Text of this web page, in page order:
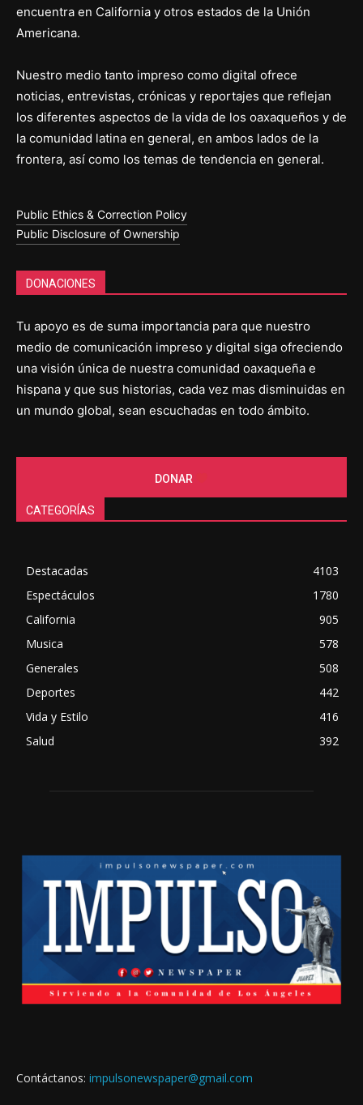
encuentra en California y otros estados de la Unión
Americana.
Nuestro medio tanto impreso como digital ofrece
noticias, entrevistas, crónicas y reportajes que reflejan
los diferentes aspectos de la vida de los oaxaqueños y de
la comunidad latina en general, en ambos lados de la
frontera, así como los temas de tendencia en general.
Public Ethics & Correction Policy
Public Disclosure of Ownership
DONACIONES
Tu apoyo es de suma importancia para que nuestro
medio de comunicación impreso y digital siga ofreciendo
una visión única de nuestra comunidad oaxaqueña e
hispana y que sus historias, cada vez mas disminuidas en
un mundo global, sean escuchadas en todo ámbito.
DONAR
CATEGORÍAS
Destacadas
4103
Espectáculos
1780
California
905
Musica
578
Generales
508
Deportes
442
Vida y Estilo
416
Salud
392
Contáctanos: impulsonewspaper@gmail.com